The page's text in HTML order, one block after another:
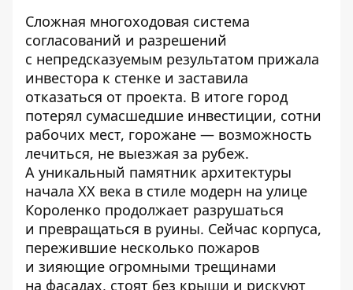
Сложная многоходовая система
согласований и разрешений
с непредсказуемым результатом прижала
инвестора к стенке и заставила
отказаться от проекта. В итоге город
потерял сумасшедшие инвестиции, сотни
рабочих мест, горожане — возможность
лечиться, не выезжая за рубеж.
А уникальный памятник архитектуры
начала XX века в стиле модерн на улице
Короленко продолжает разрушаться
и превращаться в руины. Сейчас корпуса,
пережившие несколько пожаров
и зияющие огромными трещинами
на фасадах, стоят без крыши и рискуют